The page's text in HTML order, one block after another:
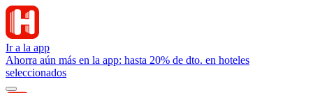
Ir a la app
Ahorra aún más en la app: hasta 20% de dto. en hoteles
seleccionados